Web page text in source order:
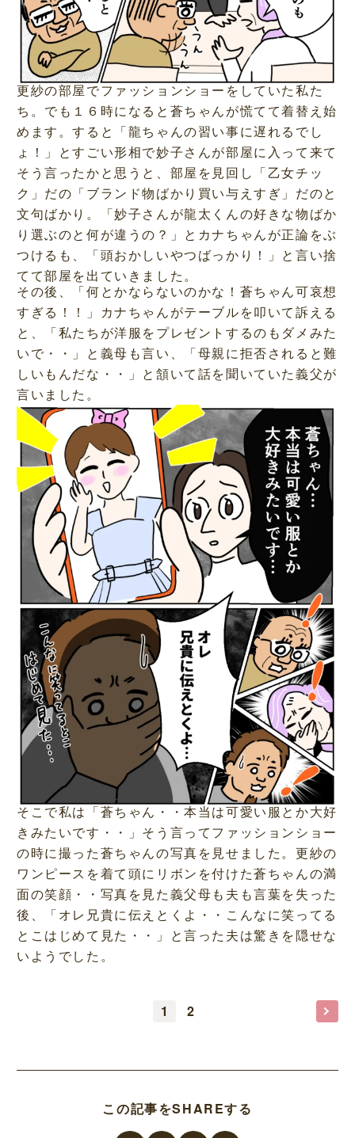
更紗の部屋でファッションショーをしていた私た
ち。でも１６時になると蒼ちゃんが慌てて着替え始
めます。すると「龍ちゃんの習い事に遅れるでし
ょ！」とすごい形相で妙子さんが部屋に入って来て
そう言ったかと思うと、部屋を見回し「乙女チッ
ク」だの「ブランド物ばかり買い与えすぎ」だのと
文句ばかり。「妙子さんが龍太くんの好きな物ばか
り選ぶのと何が違うの？」とカナちゃんが正論をぶ
つけるも、「頭おかしいやつばっかり！」と言い捨
てて部屋を出ていきました。
その後、「何とかならないのかな！蒼ちゃん可哀想
すぎる！！」カナちゃんがテーブルを叩いて訴える
と、「私たちが洋服をプレゼントするのもダメみた
いで・・」と義母も言い、「母親に拒否されると難
しいもんだな・・」と頷いて話を聞いていた義父が
言いました。
そこで私は「蒼ちゃん・・本当は可愛い服とか大好
きみたいです・・」そう言ってファッションショー
の時に撮った蒼ちゃんの写真を見せました。更紗の
ワンピースを着て頭にリボンを付けた蒼ちゃんの満
面の笑顔・・写真を見た義父母も夫も言葉を失った
後、「オレ兄貴に伝えとくよ・・こんなに笑ってる
とこはじめて見た・・」と言った夫は驚きを隠せな
いようでした。
1 2
この記事をSHAREする